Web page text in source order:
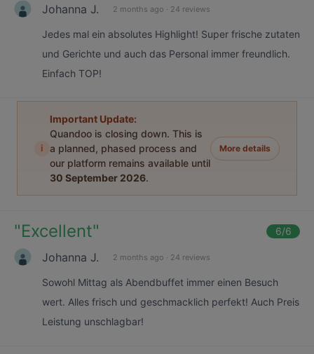
Johanna J. 2 months ago · 24 reviews
Jedes mal ein absolutes Highlight! Super frische zutaten
und Gerichte und auch das Personal immer freundlich.
Einfach TOP!
i
Important Update:
Quandoo is closing down. This is
a planned, phased process and
our platform remains available until
30 September 2026.
More details
"Excellent" 6/6
Johanna J. 2 months ago · 24 reviews
Sowohl Mittag als Abendbuffet immer einen Besuch
wert. Alles frisch und geschmacklich perfekt! Auch Preis
Leistung unschlagbar!